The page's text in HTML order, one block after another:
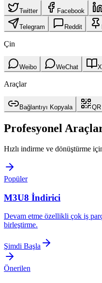
Twitter Facebook
Telegram Reddit
Çin
Weibo WeChat
Araçlar
Bağlantıyı Kopyala
Profesyonel
Hızlı indirme ve dönüştürme
Popüler
M3U8 İndirici
Devam etme özellikli çok iş
birleştirme.
Şimdi Başla
Önerilen